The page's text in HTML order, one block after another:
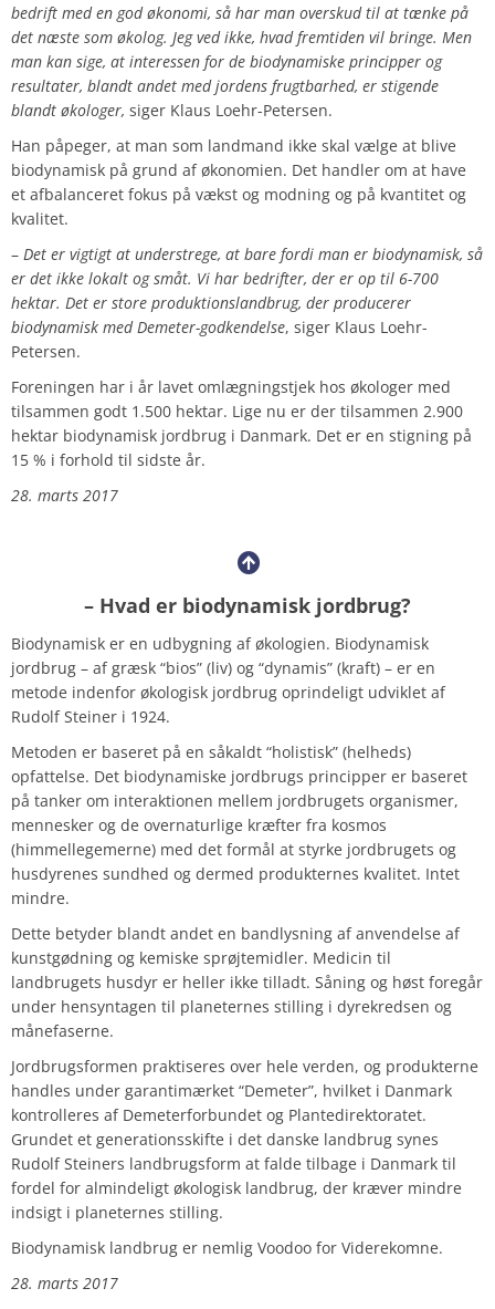
bedrift med en god økonomi, så har man overskud til at tænke på
det næste som økolog. Jeg ved ikke, hvad fremtiden vil bringe. Men
man kan sige, at interessen for de biodynamiske principper og
resultater, blandt andet med jordens frugtbarhed, er stigende
blandt økologer, siger Klaus Loehr-Petersen.
Han påpeger, at man som landmand ikke skal vælge at blive
biodynamisk på grund af økonomien. Det handler om at have
et afbalanceret fokus på vækst og modning og på kvantitet og
kvalitet.
– Det er vigtigt at understrege, at bare fordi man er biodynamisk, så
er det ikke lokalt og småt. Vi har bedrifter, der er op til 6-700
hektar. Det er store produktionslandbrug, der producerer
biodynamisk med Demeter-godkendelse, siger Klaus Loehr-
Petersen.
Foreningen har i år lavet omlægningstjek hos økologer med
tilsammen godt 1.500 hektar. Lige nu er der tilsammen 2.900
hektar biodynamisk jordbrug i Danmark. Det er en stigning på
15 % i forhold til sidste år.
28. marts 2017
– Hvad er biodynamisk jordbrug?
Biodynamisk er en udbygning af økologien. Biodynamisk
jordbrug – af græsk “bios” (liv) og “dynamis” (kraft) – er en
metode indenfor økologisk jordbrug oprindeligt udviklet af
Rudolf Steiner i 1924.
Metoden er baseret på en såkaldt “holistisk” (helheds)
opfattelse. Det biodynamiske jordbrugs principper er baseret
på tanker om interaktionen mellem jordbrugets organismer,
mennesker og de overnaturlige kræfter fra kosmos
(himmellegemerne) med det formål at styrke jordbrugets og
husdyrenes sundhed og dermed produkternes kvalitet. Intet
mindre.
Dette betyder blandt andet en bandlysning af anvendelse af
kunstgødning og kemiske sprøjtemidler. Medicin til
landbrugets husdyr er heller ikke tilladt. Såning og høst foregår
under hensyntagen til planeternes stilling i dyrekredsen og
månefaserne.
Jordbrugsformen praktiseres over hele verden, og produkterne
handles under garantimærket “Demeter”, hvilket i Danmark
kontrolleres af Demeterforbundet og Plantedirektoratet.
Grundet et generationsskifte i det danske landbrug synes
Rudolf Steiners landbrugsform at falde tilbage i Danmark til
fordel for almindeligt økologisk landbrug, der kræver mindre
indsigt i planeternes stilling.
Biodynamisk landbrug er nemlig Voodoo for Viderekomne.
28. marts 2017